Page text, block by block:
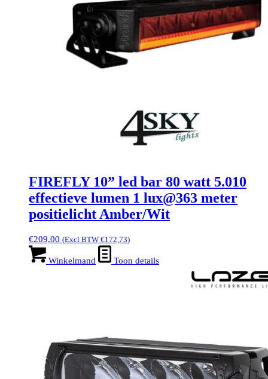
FIREFLY 10” led bar 80 watt 5.010
effectieve lumen 1 lux@363 meter
positielicht Amber/Wit
€209,00 (Excl BTW €172,73)
Winkelmand Toon details